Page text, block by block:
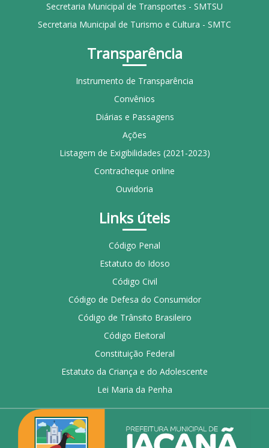
Secretaria Municipal de Transportes - SMTSU
Secretaria Municipal de Turismo e Cultura - SMTC
Transparência
Instrumento de Transparência
Convênios
Diárias e Passagens
Ações
Listagem de Exigibilidades (2021-2023)
Contracheque online
Ouvidoria
Links úteis
Código Penal
Estatuto do Idoso
Código Civil
Código de Defesa do Consumidor
Código de Trânsito Brasileiro
Código Eleitoral
Constituição Federal
Estatuto da Criança e do Adolescente
Lei Maria da Penha